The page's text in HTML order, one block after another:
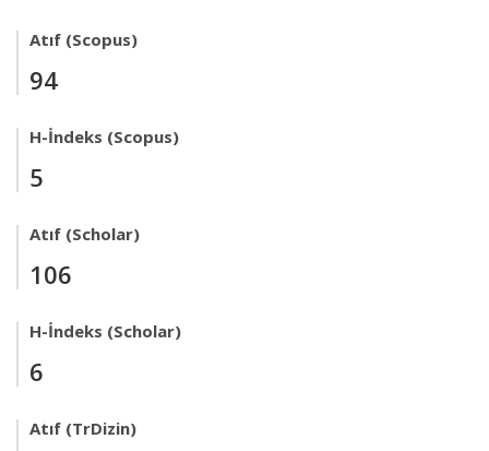
Atıf (Scopus)
94
H-İndeks (Scopus)
5
Atıf (Scholar)
106
H-İndeks (Scholar)
6
Atıf (TrDizin)